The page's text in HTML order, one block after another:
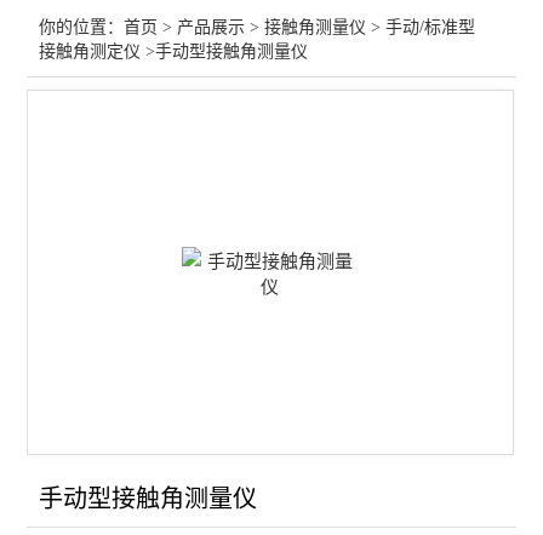
全自动接触角测定仪
光学法接触角仪
你的位置：首页 > 产品展示 >接触角测量仪 >手动/标准型
接触角测定仪 >手动型接触角测量仪
手动型接触角测量仪